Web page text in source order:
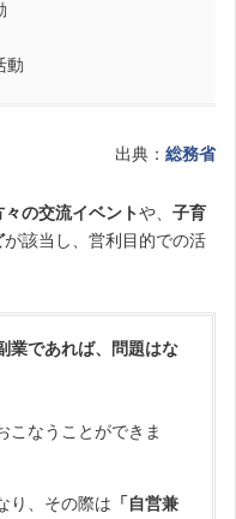
動
出典： 総務省
の交流イベントや、 子育
が該当し、営利目的での活
業であれば、問題はな
こなうことができま
り、その際は 「自営兼